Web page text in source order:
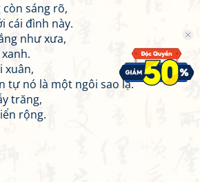
sáng rõ,
cái đình này.
như xưa,
xuân,
tự nó là một ngôi sao lạ.
trăng,
rộng.